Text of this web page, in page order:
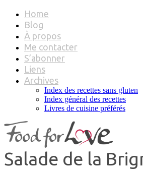
Home
Blog
À propos
Me contacter
S’abonner
Liens
Archives
Index des recettes sans gluten
Index général des recettes
Livres de cuisine préférés
Salade de la